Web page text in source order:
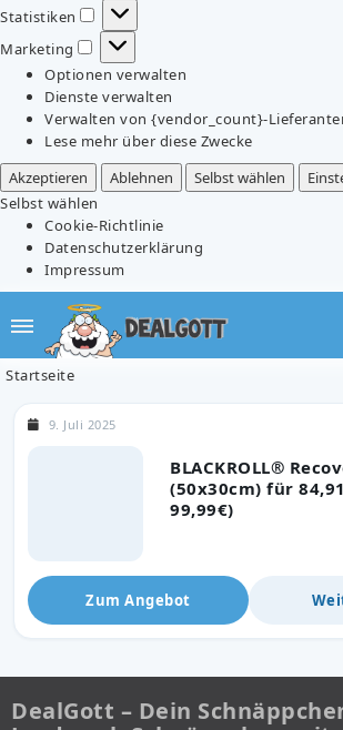
Statistiken
Statistiken
Marketing
Marketing
Optionen verwalten
Dienste verwalten
Verwalten von {vendor_count}-
Lese mehr über diese Zwecke
Akzeptieren
Ablehnen Selbst wählen
Selbst wählen
Cookie-Richtlinie
Datenschutzerklärung
Impressum
Startseite
BLACKROLL®
(50x30cm) für
99,99€)
9. Juli 2025
Zum Angebot
DealGott – Dein